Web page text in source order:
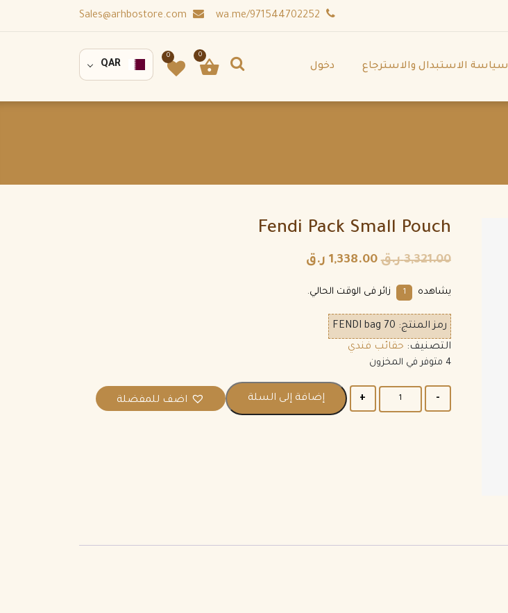
سياسة الاستبدال والاسترجاع دخول
0
0
QAR
Fendi Pack Small Pouch
3,321.00 ر.ق 1,338.00 ر.ق
يشاهده 1 زائر فى الوقت الحالي.
رمز المنتج: FENDI bag 70
التصنيف: حقائب فندي
4 متوفر في المخزون
إضافة إلى السلة اضف للمفضلة